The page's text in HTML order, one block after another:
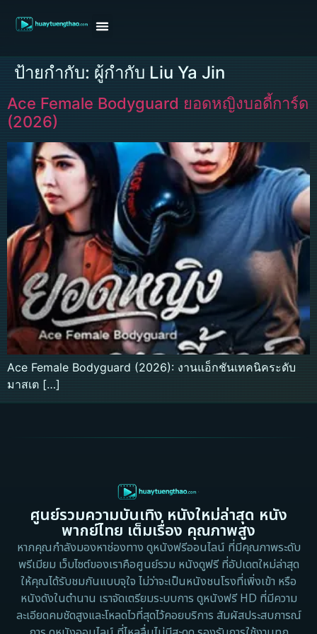
ป้ายกำกับ: ผู้กำกับ Liu Ya Jin
Ace Female Bodyguard ยอดหญิงบอดี้การ์ด
(2026)
Ace Female Bodyguard (2026): งานแอ็กชันเทคนิคระดับ
มาสเต […]
ศูนย์รวมความบันเทิง หนังใหม่ล่าสุด หนัง
พากย์ไทย เต็มเรื่อง คุณภาพสูง
หากคุณกำลังมองหาช่องทาง ดูหนังฟรีออนไลน์ ที่มีคุณภาพระดับ
พรีเมียม เว็บไซต์ของเราคือศูนย์รวม หนังดูฟรี ที่อัปเดตใหม่ล่าสุด
ให้คุณได้รับชมกันแบบจุใจ ไม่ว่าจะเป็นหนังชนโรงที่เพิ่งเข้า หรือ
หนังดังในตำนาน เราจัดเตรียมระบบการ ดูหนังฟรี HD ที่มีความ
ละเอียดคมชัดสูงและโหลดไวที่สุดไว้คอยบริการ สัมผัสประสบการณ์